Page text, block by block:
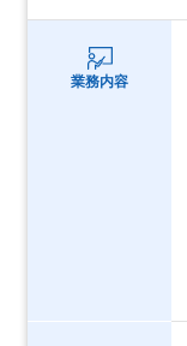
業務内容